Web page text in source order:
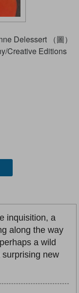
Delessert （圖）
Creative Editions
inquisition, a
along the way
a wild
new